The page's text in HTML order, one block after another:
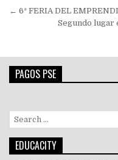
Navegación
← 6ª FERIA DEL
Segundo lugar
PAGOS PSE
Search
for:
EDUCACITY